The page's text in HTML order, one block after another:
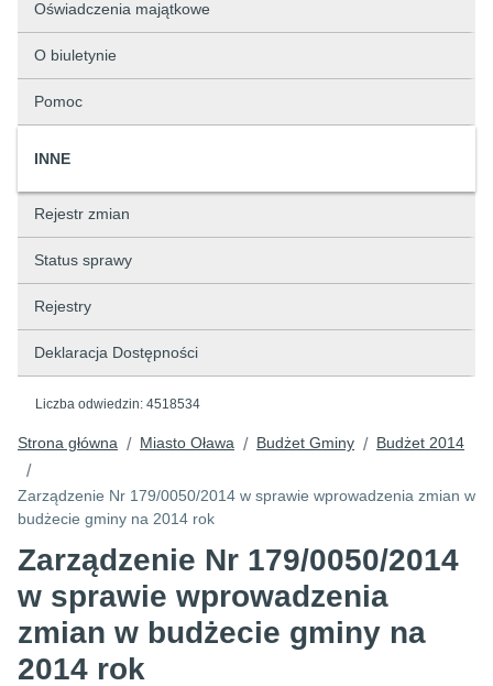
Oświadczenia majątkowe
O biuletynie
Pomoc
INNE
Rejestr zmian
Status sprawy
Rejestry
Deklaracja Dostępności
Liczba odwiedzin: 4518534
Strona główna / Miasto Oława / Budżet Gminy / Budżet 2014
/
Zarządzenie Nr 179/0050/2014 w sprawie wprowadzenia zmian w
budżecie gminy na 2014 rok
Zarządzenie Nr 179/0050/2014
w sprawie wprowadzenia
zmian w budżecie gminy na
2014 rok